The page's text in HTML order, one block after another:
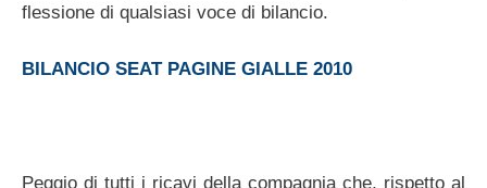
flessione di qualsiasi voce di bilancio.
BILANCIO SEAT PAGINE GIALLE 2010
Peggio di tutti i ricavi della compagnia che, rispetto al